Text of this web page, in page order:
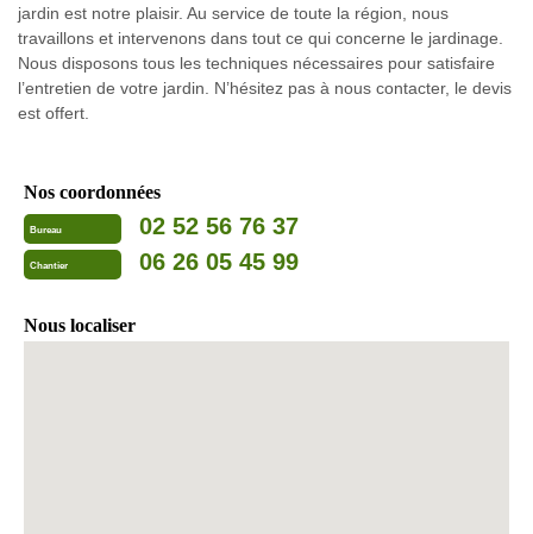
jardin est notre plaisir. Au service de toute la région, nous
travaillons et intervenons dans tout ce qui concerne le jardinage.
Nous disposons tous les techniques nécessaires pour satisfaire
l’entretien de votre jardin. N’hésitez pas à nous contacter, le devis
est offert.
Nos coordonnées
Bureau 02 52 56 76 37
Chantier 06 26 05 45 99
Nous localiser